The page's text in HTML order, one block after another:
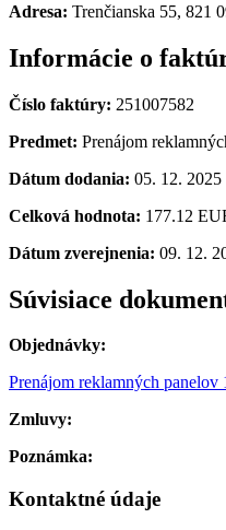
Adresa: Trenčianska 55, 821
Informácie o
Číslo faktúry: 251007582
Predmet: Prenájom
Dátum dodania: 05. 12. 2025
Celková hodnota: 177.12
Dátum zverejnenia: 09. 12.
Súvisiace
Objednávky:
Prenájom reklamných panelov
Zmluvy:
Poznámka:
Kontaktné údaje